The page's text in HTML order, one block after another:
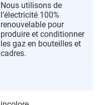
Nous utilisons de
l’électricité 100%
renouvelable pour
produire et conditionner
les gaz en bouteilles et
cadres.